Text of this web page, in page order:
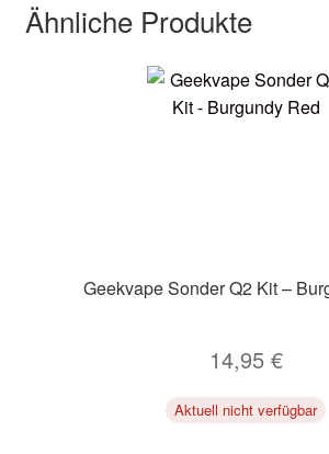
Ähnliche Produkte
Geekvape Sonder Q2 Kit –
14,95 €
Aktuell nicht verfügbar